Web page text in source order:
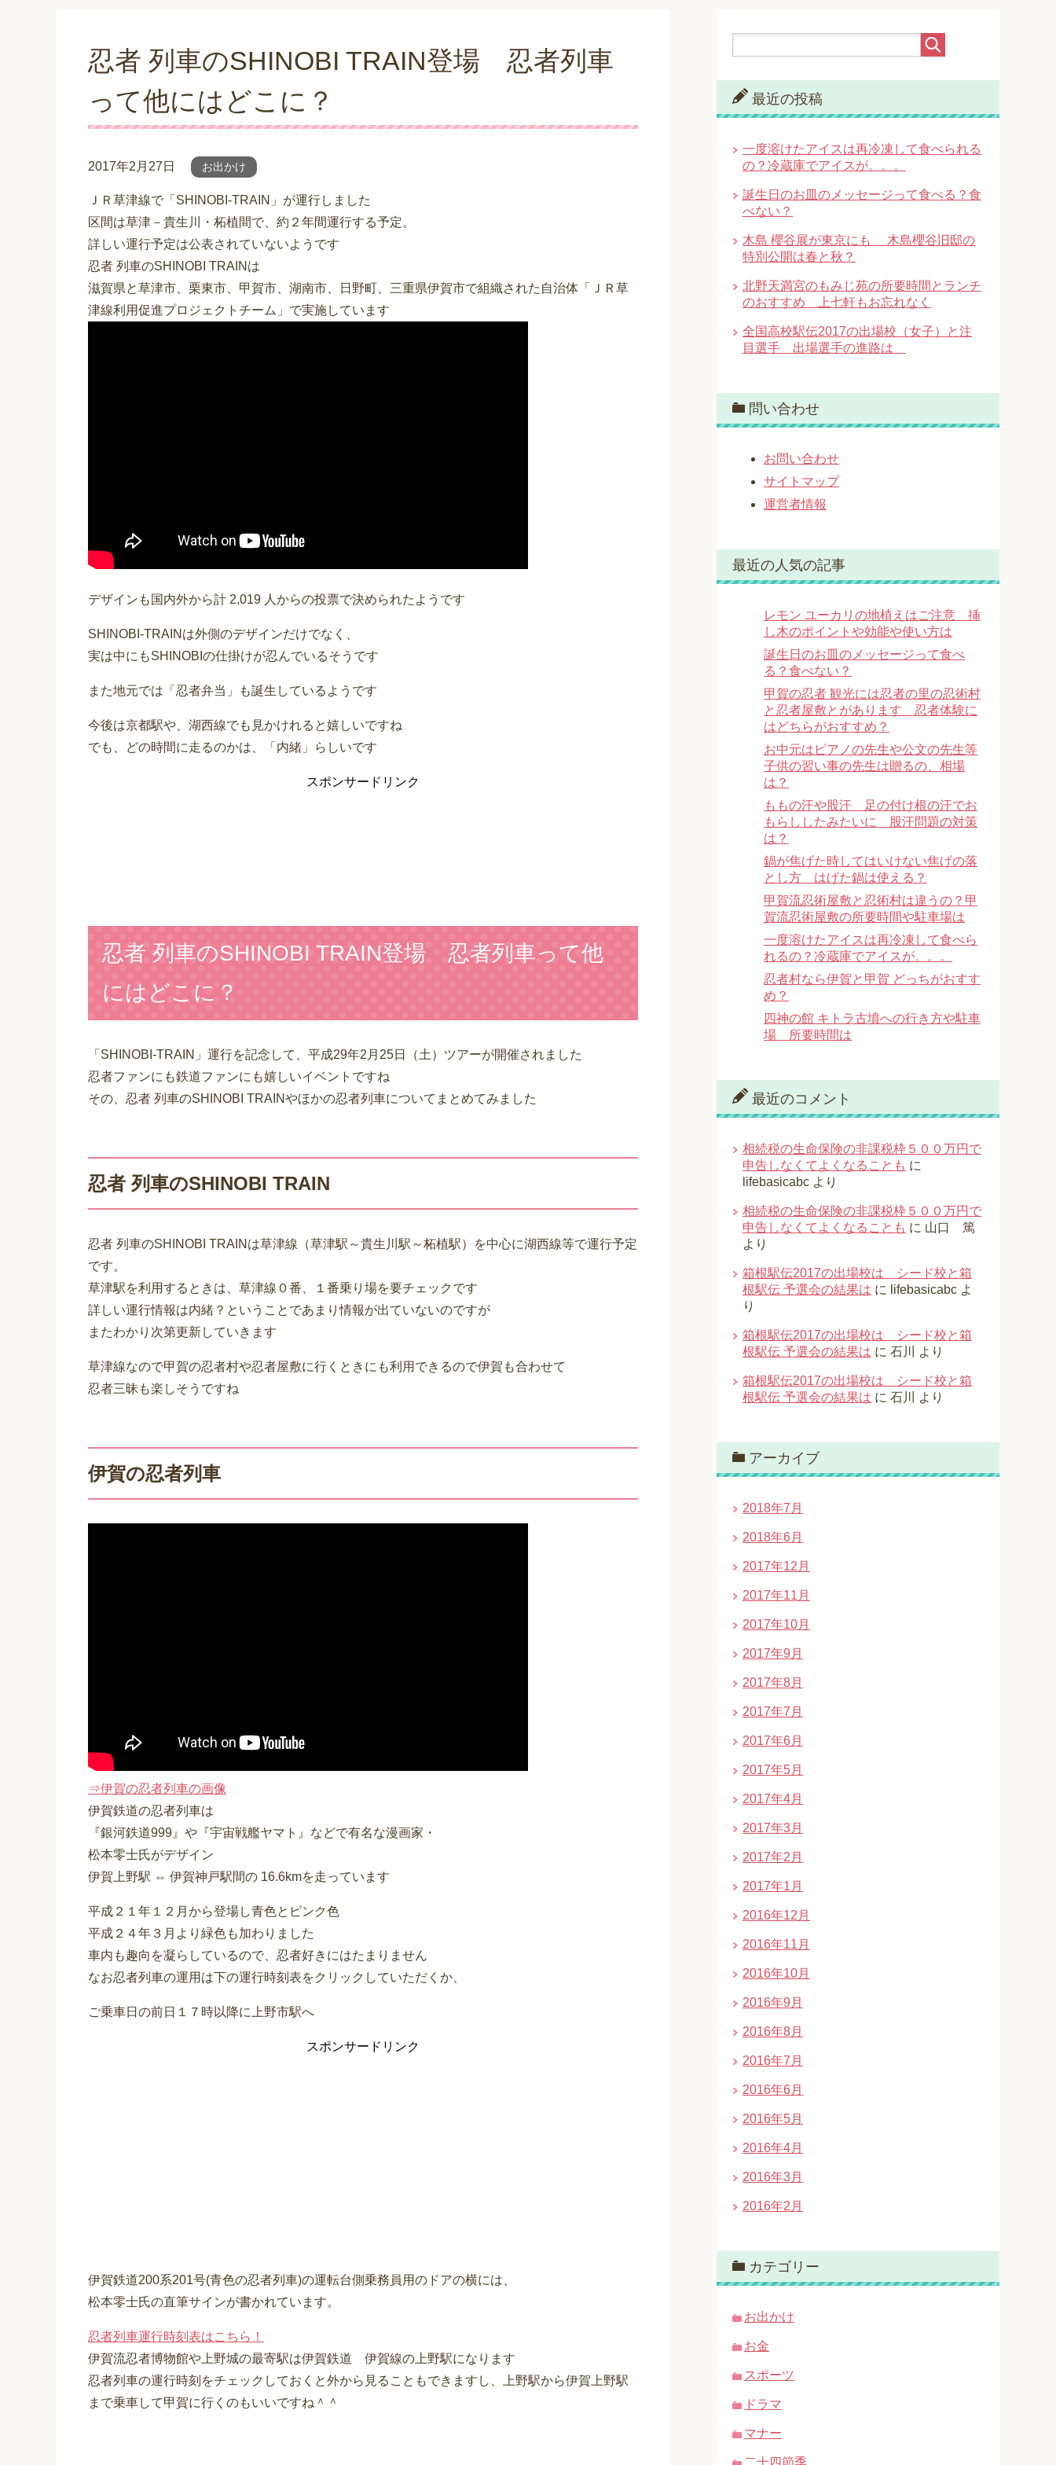
忍者 列車のSHINOBI TRAIN登場 忍者列車
って他にはどこに？
2017年2月27日 お出かけ
ＪＲ草津線で「SHINOBI-TRAIN」が運行しました
区間は草津－貴生川・柘植間で、約２年間運行する予定。
詳しい運行予定は公表されていないようです
忍者 列車のSHINOBI TRAINは
滋賀県と草津市、栗東市、甲賀市、湖南市、日野町、三重県伊賀市で組織された自治体「ＪＲ草
津線利用促進プロジェクトチーム」で実施しています
デザインも国内外から計 2,019 人からの投票で決められたようです
SHINOBI-TRAINは外側のデザインだけでなく、
実は中にもSHINOBIの仕掛けが忍んでいるそうです
また地元では「忍者弁当」も誕生しているようです
今後は京都駅や、湖西線でも見かけれると嬉しいですね
でも、どの時間に走るのかは、「内緒」らしいです
スポンサードリンク
忍者 列車のSHINOBI TRAIN登場 忍者列車って他
にはどこに？
「SHINOBI-TRAIN」運行を記念して、平成29年2月25日（土）ツアーが開催されました
忍者ファンにも鉄道ファンにも嬉しいイベントですね
その、忍者 列車のSHINOBI TRAINやほかの忍者列車についてまとめてみました
忍者 列車のSHINOBI TRAIN
忍者 列車のSHINOBI TRAINは草津線（草津駅～貴生川駅～柘植駅）を中心に湖西線等で運行予定
です。
草津駅を利用するときは、草津線０番、１番乗り場を要チェックです
詳しい運行情報は内緒？ということであまり情報が出ていないのですが
またわかり次第更新していきます
草津線なので甲賀の忍者村や忍者屋敷に行くときにも利用できるので伊賀も合わせて
忍者三昧も楽しそうですね
伊賀の忍者列車
⇒伊賀の忍者列車の画像
伊賀鉄道の忍者列車は
『銀河鉄道999』や『宇宙戦艦ヤマト』などで有名な漫画家・
松本零士氏がデザイン
伊賀上野駅 ⇔ 伊賀神戸駅間の 16.6kmを走っています
平成２１年１２月から登場し青色とピンク色
平成２４年３月より緑色も加わりました
車内も趣向を凝らしているので、忍者好きにはたまりません
なお忍者列車の運用は下の運行時刻表をクリックしていただくか、
ご乗車日の前日１７時以降に上野市駅へ
スポンサードリンク
伊賀鉄道200系201号(青色の忍者列車)の運転台側乗務員用のドアの横には、
松本零士氏の直筆サインが書かれています。
忍者列車運行時刻表はこちら！
伊賀流忍者博物館や上野城の最寄駅は伊賀鉄道 伊賀線の上野駅になります
忍者列車の運行時刻をチェックしておくと外から見ることもできますし、上野駅から伊賀上野駅
まで乗車して甲賀に行くのもいいですね＾＾
最近の投稿
一度溶けたアイスは再冷凍して食べられる
の？冷蔵庫でアイスが。。。
誕生日のお皿のメッセージって食べる？食
べない？
木島 櫻谷展が東京にも 木島櫻谷旧邸の
特別公開は春と秋？
北野天満宮のもみじ苑の所要時間とランチ
のおすすめ 上七軒もお忘れなく
全国高校駅伝2017の出場校（女子）と注
目選手 出場選手の進路は
問い合わせ
お問い合わせ
サイトマップ
運営者情報
最近の人気の記事
レモン ユーカリの地植えはご注意 挿
し木のポイントや効能や使い方は
誕生日のお皿のメッセージって食べ
る？食べない？
甲賀の忍者 観光には忍者の里の忍術村
と忍者屋敷とがあります 忍者体験に
はどちらがおすすめ？
お中元はピアノの先生や公文の先生等
子供の習い事の先生は贈るの、相場
は？
ももの汗や股汗 足の付け根の汗でお
もらししたみたいに 股汗問題の対策
は？
鍋が焦げた時してはいけない焦げの落
とし方 はげた鍋は使える？
甲賀流忍術屋敷と忍術村は違うの？甲
賀流忍術屋敷の所要時間や駐車場は
一度溶けたアイスは再冷凍して食べら
れるの？冷蔵庫でアイスが。。。
忍者村なら伊賀と甲賀 どっちがおすす
め？
四神の館 キトラ古墳への行き方や駐車
場 所要時間は
最近のコメント
相続税の生命保険の非課税枠５００万円で
申告しなくてよくなることも に
lifebasicabc より
相続税の生命保険の非課税枠５００万円で
申告しなくてよくなることも に 山口 篤
より
箱根駅伝2017の出場校は シード校と箱
根駅伝 予選会の結果は に lifebasicabc よ
り
箱根駅伝2017の出場校は シード校と箱
根駅伝 予選会の結果は に 石川 より
箱根駅伝2017の出場校は シード校と箱
根駅伝 予選会の結果は に 石川 より
アーカイブ
2018年7月
2018年6月
2017年12月
2017年11月
2017年10月
2017年9月
2017年8月
2017年7月
2017年6月
2017年5月
2017年4月
2017年3月
2017年2月
2017年1月
2016年12月
2016年11月
2016年10月
2016年9月
2016年8月
2016年7月
2016年6月
2016年5月
2016年4月
2016年3月
2016年2月
カテゴリー
お出かけ
お金
スポーツ
ドラマ
マナー
二十四節季